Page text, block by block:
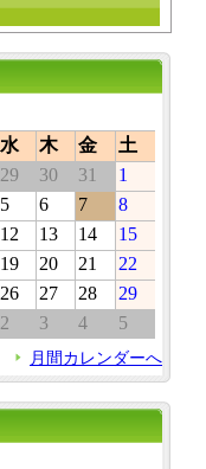
水 木 金
土
29 30 31
1
5 6 7
8
12 13 14
15
19 20 21
22
26 27 28
29
2 3 4 5
月間カレンダーへ